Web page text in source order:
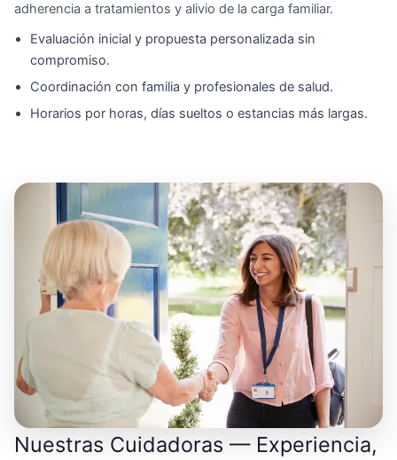
adherencia a tratamientos y alivio de la carga familiar.
Evaluación inicial y propuesta personalizada sin
compromiso.
Coordinación con familia y profesionales de salud.
Horarios por horas, días sueltos o estancias más largas.
Nuestras Cuidadoras — Experiencia,